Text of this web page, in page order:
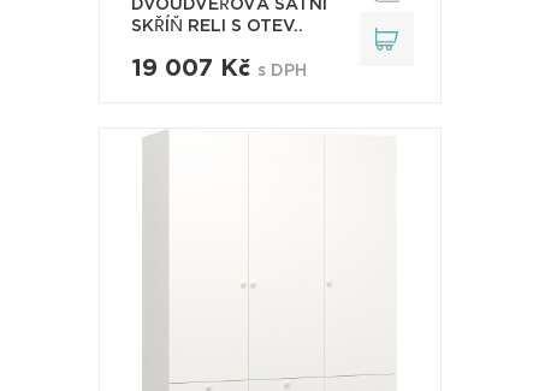
DVOUDVEŘOVÁ ŠATNÍ
SKŘÍŇ RELI S OTEV..
19 007 Kč s DPH